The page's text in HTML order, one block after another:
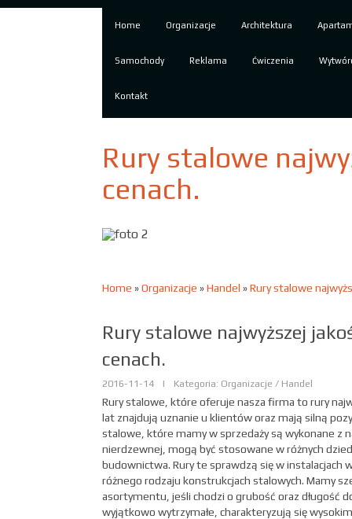
Home Organizacje Architektura
Samochody Reklama Ćwiczenia
Kontakt
Rury stalowe
cenach.
Home »Organizacje »Handel »Rury stalowe
Rury stalowe najwyższej
cenach.
2016-11-14 | Kategoria: Organizacje / Handel
Rury stalowe, które oferuje nasza firma to rury
lat znajdują uznanie u klientów oraz mają silną
stalowe, które mamy w sprzedaży są wykonane z
nierdzewnej, mogą być stosowane w różnych
budownictwa. Rury te sprawdzą się w instalacjach
różnego rodzaju konstrukcjach stalowych. Mamy
asortymentu, jeśli chodzi o grubość oraz długość
wyjątkowo wytrzymałe, charakteryzują się